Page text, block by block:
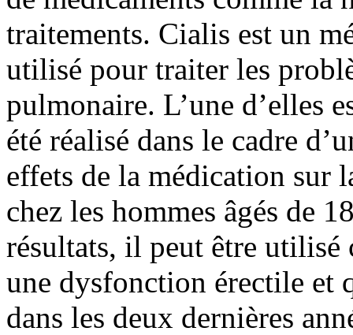
traitements. Cialis est un
utilisé pour traiter les
pulmonaire. L’une d’elles
été réalisé dans le cadre
effets de la médication sur
chez les hommes âgés de
résultats, il peut être utilisé
une dysfonction érectile et
dans les deux dernières